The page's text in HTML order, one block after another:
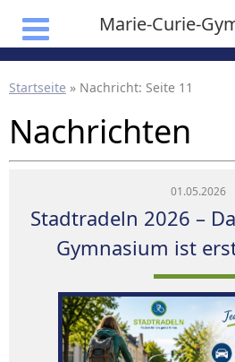
Marie-Curie-
Startseite » Nachricht: Seite 11
Nachrichten
01.05.2026
Stadtradeln 2026 –
Gymnasium ist